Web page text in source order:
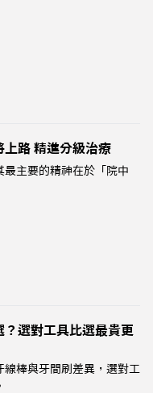
上路 精進分級治療
最主要的精神在於「院中
？選對工具比選最貴更
線棒與牙間刷差異，選對工